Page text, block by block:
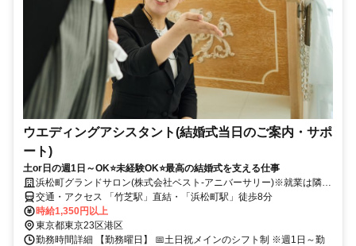
ウエディングアシスタント(結婚式当日のご案内・サポ
ート)
土or日の週1日～OK⭐未経験OK⭐最高の結婚式を支える仕事
浜松町グランドサロン(株式会社ベスト-アニバーサリー)※就業は隣接
する「ホテル インターコンチネンタル 東京ベイ」になります。
交通・アクセス 「竹芝駅」直結・「浜松町駅」徒歩8分
時給1,350円以上
東京都東京23区港区
勤務時間詳細 【勤務曜日】 📅土日祝メインのシフト制 ※週1日～勤